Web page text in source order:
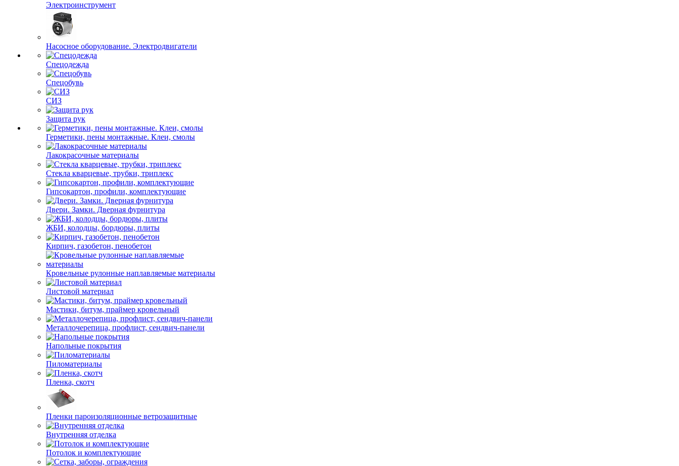
Электроинструмент
Насосное оборудование. Электродвигатели
Спецодежда
Спецобувь
СИЗ
Защита рук
Герметики, пены монтажные. Клеи, смолы
Лакокрасочные материалы
Стекла кварцевые, трубки, триплекс
Гипсокартон, профили, комплектующие
Двери. Замки. Дверная фурнитура
ЖБИ, колодцы, бордюры, плиты
Кирпич, газобетон, пенобетон
Кровельные рулонные наплавляемые материалы
Листовой материал
Мастики, битум, праймер кровельный
Металлочерепица, профлист, сендвич-панели
Напольные покрытия
Пиломатериалы
Пленка, скотч
Пленки пароизоляционные ветрозащитные
Внутренняя отделка
Потолок и комплектующие